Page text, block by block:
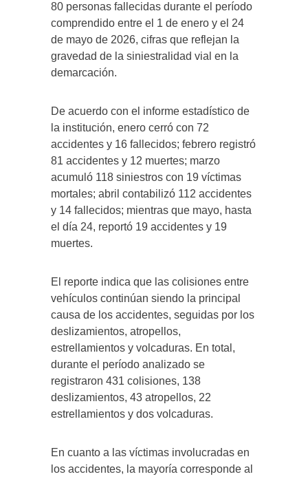
80 personas fallecidas durante el período
comprendido entre el 1 de enero y el 24
de mayo de 2026, cifras que reflejan la
gravedad de la siniestralidad vial en la
demarcación.
De acuerdo con el informe estadístico de
la institución, enero cerró con 72
accidentes y 16 fallecidos; febrero registró
81 accidentes y 12 muertes; marzo
acumuló 118 siniestros con 19 víctimas
mortales; abril contabilizó 112 accidentes
y 14 fallecidos; mientras que mayo, hasta
el día 24, reportó 19 accidentes y 19
muertes.
El reporte indica que las colisiones entre
vehículos continúan siendo la principal
causa de los accidentes, seguidas por los
deslizamientos, atropellos,
estrellamientos y volcaduras. En total,
durante el período analizado se
registraron 431 colisiones, 138
deslizamientos, 43 atropellos, 22
estrellamientos y dos volcaduras.
En cuanto a las víctimas involucradas en
los accidentes, la mayoría corresponde al